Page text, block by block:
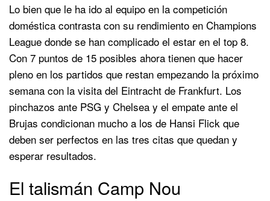
Lo bien que le ha ido al equipo en la competición
doméstica contrasta con su rendimiento en Champions
League donde se han complicado el estar en el top 8.
Con 7 puntos de 15 posibles ahora tienen que hacer
pleno en los partidos que restan empezando la próximo
semana con la visita del Eintracht de Frankfurt. Los
pinchazos ante PSG y Chelsea y el empate ante el
Brujas condicionan mucho a los de Hansi Flick que
deben ser perfectos en las tres citas que quedan y
esperar resultados.
El talismán Camp Nou